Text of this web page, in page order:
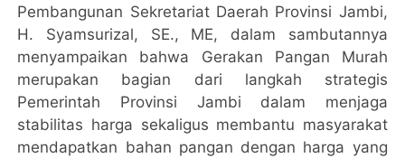
Pembangunan Sekretariat Daerah Provinsi Jambi,
H. Syamsurizal, SE., ME, dalam sambutannya
menyampaikan bahwa Gerakan Pangan Murah
merupakan bagian dari langkah strategis
Pemerintah Provinsi Jambi dalam menjaga
stabilitas harga sekaligus membantu masyarakat
mendapatkan bahan pangan dengan harga yang